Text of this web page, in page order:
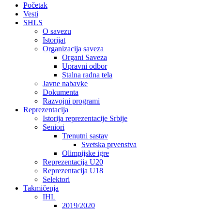
Početak
Vesti
SHLS
O savezu
Istorijat
Organizacija saveza
Organi Saveza
Upravni odbor
Stalna radna tela
Javne nabavke
Dokumenta
Razvojni programi
Reprezentacija
Istorija reprezentacije Srbije
Seniori
Trenutni sastav
Svetska prvenstva
Olimpijske igre
Reprezentacija U20
Reprezentacija U18
Selektori
Takmičenja
IHL
2019/2020